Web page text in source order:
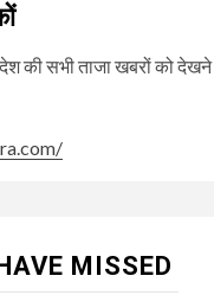
की सभी ताजा खबरों को
MISSED